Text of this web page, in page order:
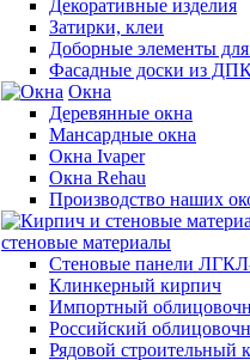
Декоративные изделия
Затирки, клеи
Доборные элементы для
Фасадные доски из
Окна
Деревянные окна
Мансардные окна
Окна Ivaper
Окна Rehau
Производство наших
стеновые материалы
Стеновые панели
Клинкерный кирпич
Импортный
Российский
Рядовой строительный